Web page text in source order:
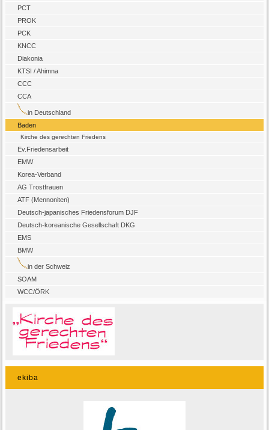
PCT
PROK
PCK
KNCC
Diakonia
KTSI / Ahimna
CCC
CCA
in Deutschland
Baden
Kirche des gerechten Friedens
Ev.Friedensarbeit
EMW
Korea-Verband
AG Trostfrauen
ATF (Mennoniten)
Deutsch-japanisches Friedensforum DJF
Deutsch-koreanische Gesellschaft DKG
EMS
BMW
in der Schweiz
SOAM
WCC/ÖRK
ekiba